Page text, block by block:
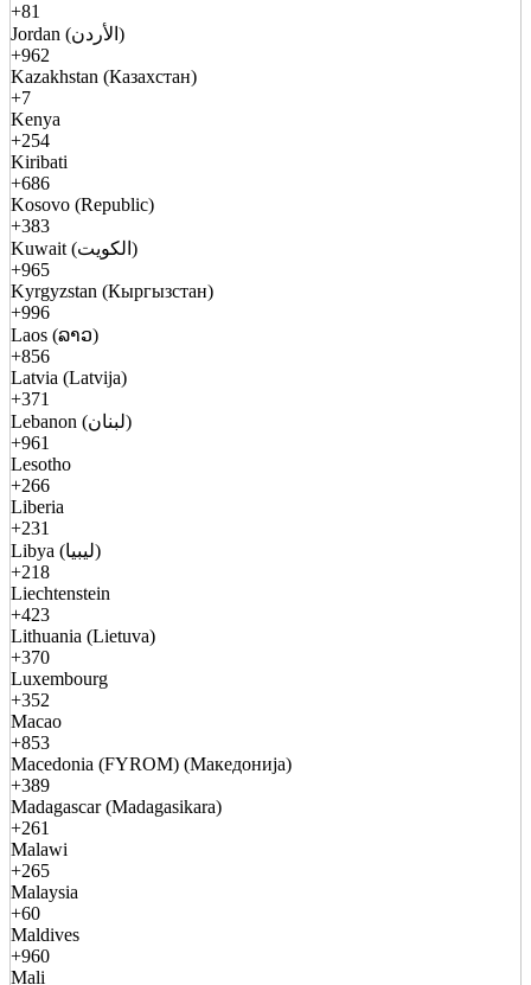
+81
Jordan (الأردن)
+962
Kazakhstan (Казахстан)
+7
Kenya
+254
Kiribati
+686
Kosovo (Republic)
+383
Kuwait (الكويت)
+965
Kyrgyzstan (Кыргызстан)
+996
Laos (ລາວ)
+856
Latvia (Latvija)
+371
Lebanon (لبنان)
+961
Lesotho
+266
Liberia
+231
Libya (ليبيا)
+218
Liechtenstein
+423
Lithuania (Lietuva)
+370
Luxembourg
+352
Macao
+853
Macedonia (FYROM) (Македонија)
+389
Madagascar (Madagasikara)
+261
Malawi
+265
Malaysia
+60
Maldives
+960
Mali